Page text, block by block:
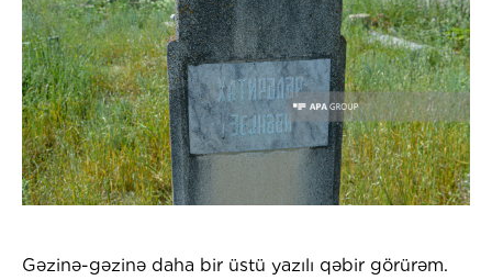
Gəzinə-gəzinə daha bir üstü yazılı qəbir görürəm.